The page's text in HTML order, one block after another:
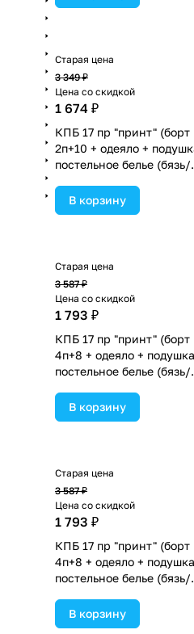
ассортименте.
Старая цена
3 349 ₽
Цена со скидкой
1 674 ₽
КПБ 17 пр "принт" (борт
2п+10 + одеяло +
постельное белье (бязь/
(№П207_2а10бб_10)
ассортименте.
В корзину
Старая цена
3 587 ₽
Цена со скидкой
1 793 ₽
КПБ 17 пр "принт" (борт
4п+8 + одеяло +
постельное белье (бязь/
(№П207_4а8бб_03) цвета
ассортименте.
В корзину
Старая цена
3 587 ₽
Цена со скидкой
1 793 ₽
КПБ 17 пр "принт" (борт
4п+8 + одеяло +
постельное белье (бязь/
(№П207_4а8бб_09) цвета
ассортименте.
В корзину